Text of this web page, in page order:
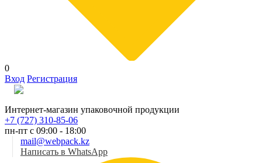
0
Вход Регистрация
Интернет-магазин упаковочной продукции
+7 (727) 310-85-06
пн-пт с 09:00 - 18:00
mail@webpack.kz
Написать в WhatsApp